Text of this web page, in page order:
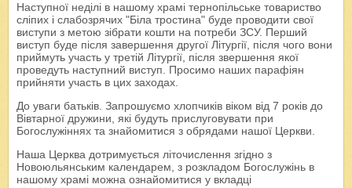
Наступної неділі в нашому храмі тернопільське товариство
сліпих і слабозрячих "Біла тростина" буде проводити свої
виступи з метою зібрати кошти на потреби ЗСУ. Перший
виступ буде після завершення другої Літургії, після чого вони
приймуть участь у третій Літургії, після звершення якої
проведуть наступний виступ. Просимо наших парафіян
прийняти участь в цих заходах.
До уваги батьків. Запрошуємо хлопчиків віком від 7 років до
Вівтарної дружини, які будуть прислуговувати при
Богослужіннях та знайомитися з обрядами нашої Церкви.
Наша Церква дотримується літочислення згідно з
Новоюльянським календарем, з розкладом Богослужінь в
нашому храмі можна ознайомитися у вкладці